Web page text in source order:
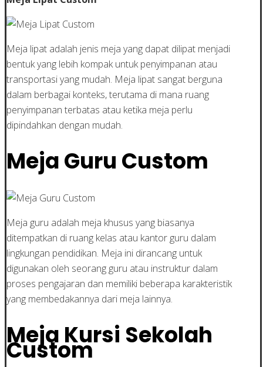
Meja lipat adalah jenis meja yang dapat dilipat menjadi
bentuk yang lebih kompak untuk penyimpanan atau
transportasi yang mudah. Meja lipat sangat berguna
dalam berbagai konteks, terutama di mana ruang
penyimpanan terbatas atau ketika meja perlu
dipindahkan dengan mudah.
Meja Guru Custom
Meja guru adalah meja khusus yang biasanya
ditempatkan di ruang kelas atau kantor guru dalam
lingkungan pendidikan. Meja ini dirancang untuk
digunakan oleh seorang guru atau instruktur dalam
proses pengajaran dan memiliki beberapa karakteristik
yang membedakannya dari meja lainnya.
Meja Kursi Sekolah
Custom